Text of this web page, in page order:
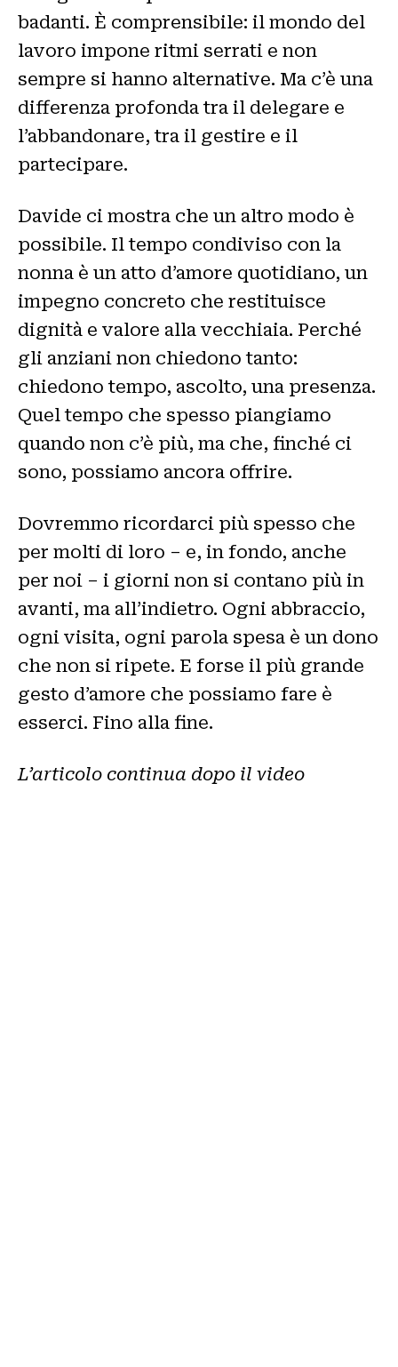
badanti. È comprensibile: il mondo del
lavoro impone ritmi serrati e non
sempre si hanno alternative. Ma c’è una
differenza profonda tra il delegare e
l’abbandonare, tra il gestire e il
partecipare.
Davide ci mostra che un altro modo è
possibile. Il tempo condiviso con la
nonna è un atto d’amore quotidiano, un
impegno concreto che restituisce
dignità e valore alla vecchiaia. Perché
gli anziani non chiedono tanto:
chiedono tempo, ascolto, una presenza.
Quel tempo che spesso piangiamo
quando non c’è più, ma che, finché ci
sono, possiamo ancora offrire.
Dovremmo ricordarci più spesso che
per molti di loro – e, in fondo, anche
per noi – i giorni non si contano più in
avanti, ma all’indietro. Ogni abbraccio,
ogni visita, ogni parola spesa è un dono
che non si ripete. E forse il più grande
gesto d’amore che possiamo fare è
esserci. Fino alla fine.
L’articolo continua dopo il video